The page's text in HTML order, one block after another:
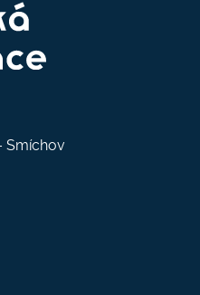
Smíchov